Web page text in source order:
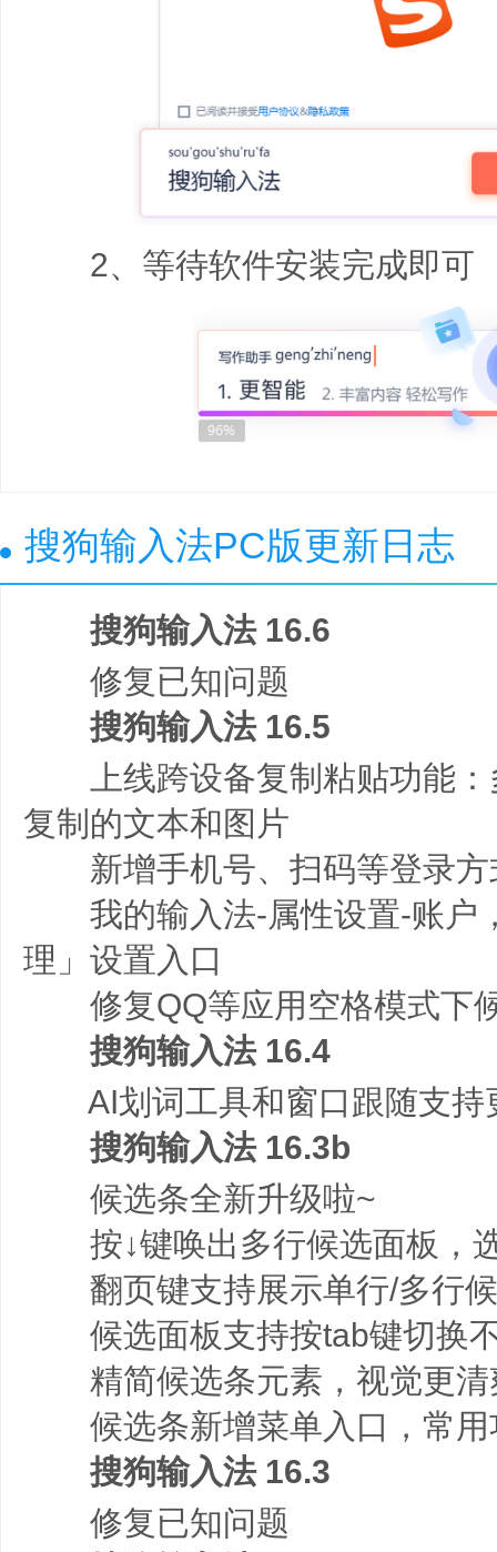
2、等待软件安装完成即可
搜狗输入法PC版更新日志
搜狗输入法 16.6
修复已知问题
搜狗输入法 16.5
上线跨设备复制粘贴功能：
复制的文本和图片
新增手机号、扫码等登录方
我的输入法-属性设置-账户
理」设置入口
修复QQ等应用空格模式下
搜狗输入法 16.4
AI划词工具和窗口跟随支持
搜狗输入法 16.3b
候选条全新升级啦~
按↓键唤出多行候选面板，
翻页键支持展示单行/多行候
候选面板支持按tab键切换
精简候选条元素，视觉更清
候选条新增菜单入口，常用
搜狗输入法 16.3
修复已知问题